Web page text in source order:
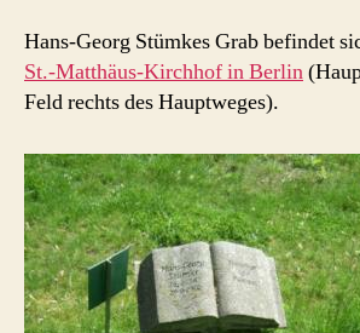
Hans-Georg Stümkes Grab befindet
St.-Matthäus-Kirchhof in Berlin
Feld rechts des Hauptweges).